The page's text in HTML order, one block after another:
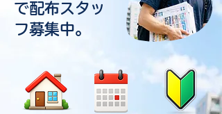
で配布スタッ
フ募集中。